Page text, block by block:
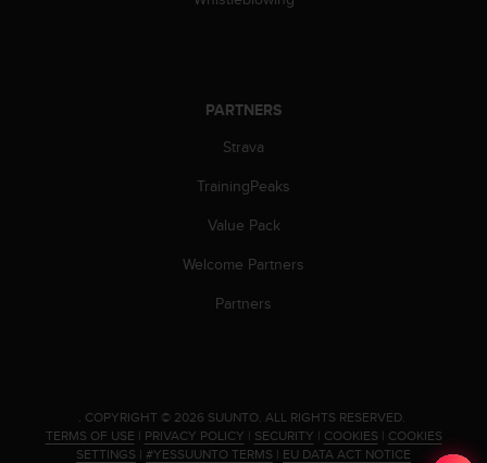
PARTNERS
Strava
TrainingPeaks
Value Pack
Welcome Partners
Partners
. COPYRIGHT © 2026 SUUNTO. ALL RIGHTS RESERVED.
TERMS OF USE | PRIVACY POLICY | SECURITY | COOKIES | COOKIES
SETTINGS | #YESSUUNTO TERMS | EU DATA ACT NOTICE